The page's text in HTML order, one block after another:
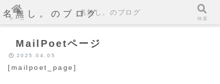
名無し。のブログ
MailPoetページ
2025.04.05
[mailpoet_page]
ホーム
名無し。のブログ
検索